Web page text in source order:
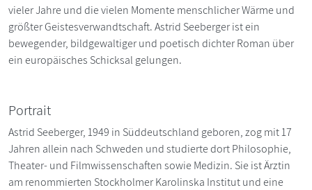
vieler Jahre und die vielen Momente menschlicher Wärme und
größter Geistesverwandtschaft. Astrid Seeberger ist ein
bewegender, bildgewaltiger und poetisch dichter Roman über
ein europäisches Schicksal gelungen.
Portrait
Astrid Seeberger, 1949 in Süddeutschland geboren, zog mit 17
Jahren allein nach Schweden und studierte dort Philosophie,
Theater- und Filmwissenschaften sowie Medizin. Sie ist Ärztin
am renommierten Stockholmer Karolinska Institut und eine